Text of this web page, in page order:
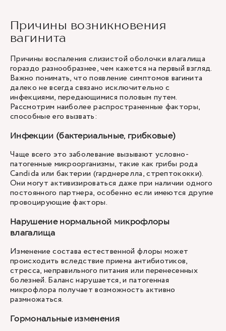
Причины возникновения
вагинита
Причины воспаления слизистой оболочки влагалища
гораздо разнообразнее, чем кажется на первый взгляд.
Важно понимать, что появление симптомов вагинита
далеко не всегда связано исключительно с
инфекциями, передающимися половым путем.
Рассмотрим наиболее распространенные факторы,
способные его вызвать:
Инфекции (бактериальные, грибковые)
Чаще всего это заболевание вызывают условно-
патогенные микроорганизмы, такие как грибы рода
Candida или бактерии (гарднерелла, стрептококки).
Они могут активизироваться даже при наличии одного
постоянного партнера, особенно если имеются другие
провоцирующие факторы.
Нарушение нормальной микрофлоры
влагалища
Изменение состава естественной флоры может
происходить вследствие приема антибиотиков,
стресса, неправильного питания или перенесенных
болезней. Баланс нарушается, и патогенная
микрофлора получает возможность активно
размножаться.
Гормональные изменения